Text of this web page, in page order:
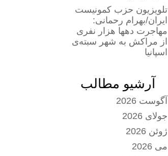
تلویزیون حزب کمونیست
ایران/بهرام رحمانی:
مهاجرت دهها هزار نفری
از مراکش به شهر سبته‌ی
اسپانیا
آرشیو مطالب
آگوست 2026
جولای 2026
ژوئن 2026
می 2026